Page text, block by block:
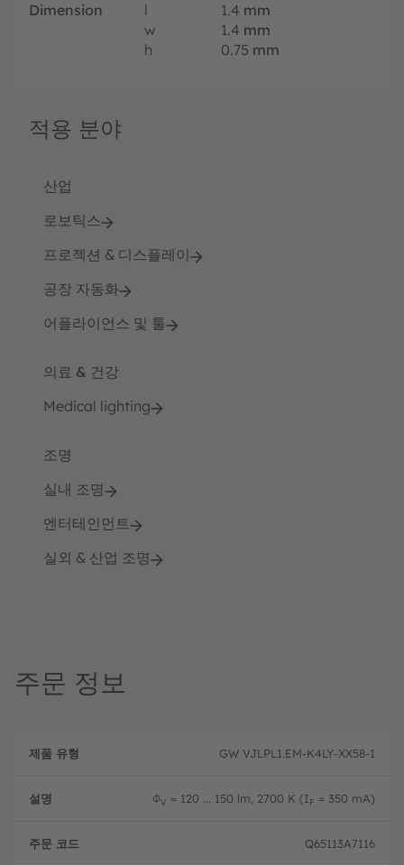
Dimension l 1.4 mm
w
1.4 mm
h
0.75 mm
적용 분야
산업
로보틱스
프로젝션 & 디스플레이
공장 자동화
어플라이언스 및 툴
의료 & 건강
Medical lighting
조명
실내 조명
엔터테인먼트
실외 & 산업 조명
주문 정보
품
설
GW VJLPL1.EM-K4LY-XX58-1
ΦV = 120 ... 150 lm, 2700 K (IF = 350 mA)
Q65113A7116